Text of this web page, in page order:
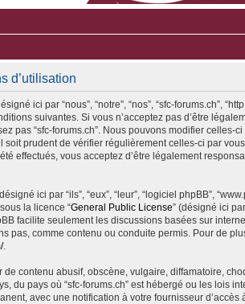
d’utilisation
ici par “nous”, “notre”, “nos”, “sfc-forums.ch”,
suivantes. Si vous n’acceptez pas d’être
pas “sfc-forums.ch”. Nous pouvons modifier celles-
soit prudent de vérifier régulièrement celles-ci par
effectués, vous acceptez d’être légalement
ici par “ils”, “eux”, “leur”, “logiciel phpBB”,
la licence “General Public License” (désigné ici
facilite seulement les discussions basées sur
pas, comme contenu ou conduite permis. Pour de
.
de contenu abusif, obscène, vulgaire, diffamatoire,
du pays où “sfc-forums.ch” est hébergé ou les lois
avec une notification à votre fournisseur